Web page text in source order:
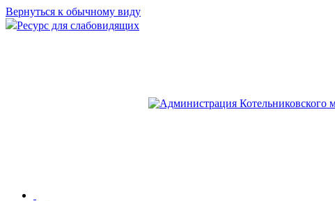
Вернуться к обычному виду
Ресурс для слабовидящих